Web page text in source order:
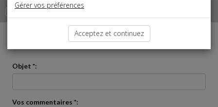
Contact
Si vous souhaitez des renseignements sur nos prestations,
Objet *:
Vos commentaires *:
Gérer vos préférences
Acceptez et continuez